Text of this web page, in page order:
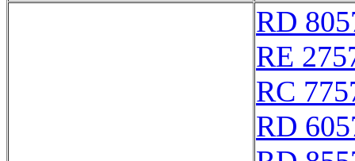
RD
RE
RC
RD